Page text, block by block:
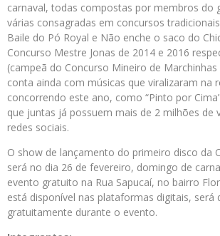
carnaval, todas compostas por membros do
várias consagradas em concursos
Baile do Pó Royal e Não enche o saco do
Concurso Mestre Jonas de 2014 e 2016
(campeã do Concurso Mineiro de Marchinhas
conta ainda com músicas que viralizaram na
concorrendo este ano, como “Pinto por
que juntas já possuem mais de 2 milhões de
redes sociais.
O show de lançamento do primeiro disco da
será no dia 26 de fevereiro, domingo de
evento gratuito na Rua Sapucaí, no bairro
está disponível nas plataformas digitais, será
gratuitamente durante o evento.